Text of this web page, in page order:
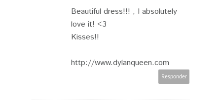
Beautiful dress!!! , I absolutely
love it! <3
Kisses!!
http://www.dylanqueen.com
Responder